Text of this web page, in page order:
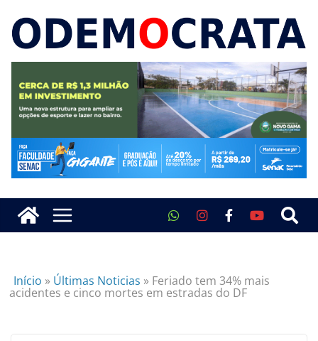
Início » Últimas Noticias » Feriado tem 34% mais
acidentes e cinco mortes em estradas do DF